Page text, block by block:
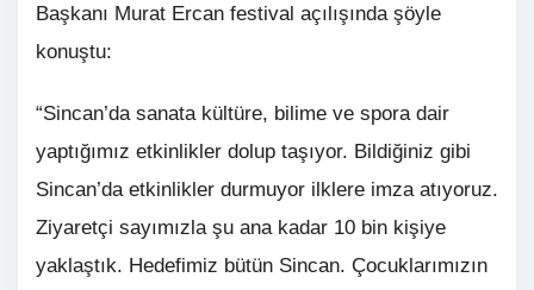
Başkanı Murat Ercan festival açılışında şöyle
konuştu:
“Sincan’da sanata kültüre, bilime ve spora dair
yaptığımız etkinlikler dolup taşıyor. Bildiğiniz gibi
Sincan’da etkinlikler durmuyor ilklere imza atıyoruz.
Ziyaretçi sayımızla şu ana kadar 10 bin kişiye
yaklaştık. Hedefimiz bütün Sincan. Çocuklarımızın